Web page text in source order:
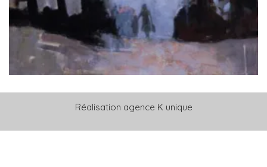
Réalisation agence K unique